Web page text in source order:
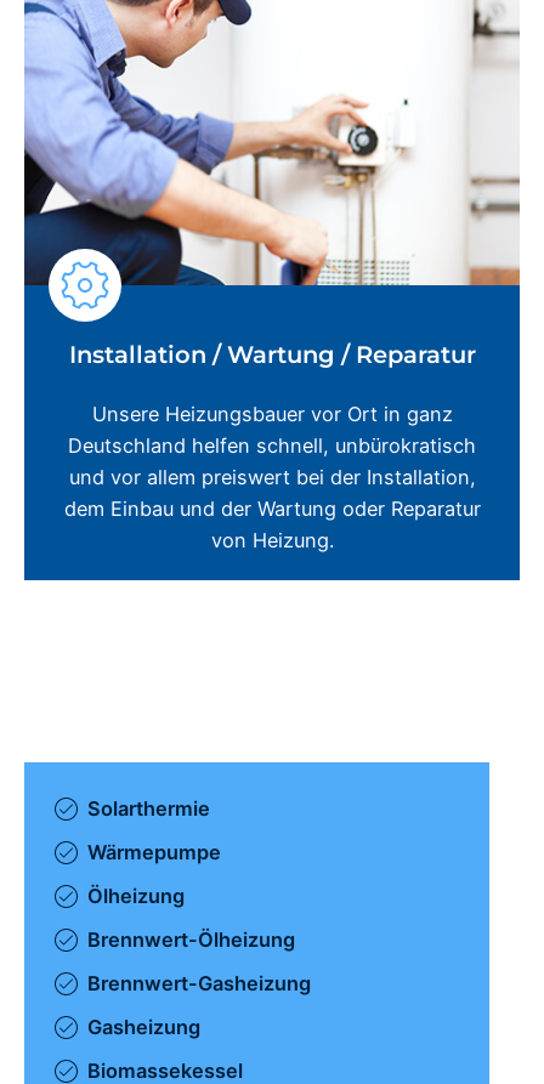
Installation / Wartung / Reparatur
Unsere Heizungsbauer vor Ort in ganz
Deutschland helfen schnell, unbürokratisch
und vor allem preiswert bei der Installation,
dem Einbau und der Wartung oder Reparatur
von Heizung.
Solarthermie
Wärmepumpe
Ölheizung
Brennwert-Ölheizung
Brennwert-Gasheizung
Gasheizung
Biomassekessel